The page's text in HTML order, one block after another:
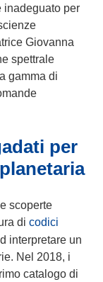
inadeguato per
Giovanna
spettrale
gamma di
per
scoperte
di codici
interpretare un
Nel 2018, i
catalogo di